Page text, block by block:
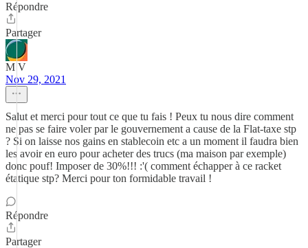
Répondre
Partager
M V
Nov 29, 2021
Salut et merci pour tout ce que tu fais ! Peux tu nous dire comment
ne pas se faire voler par le gouvernement a cause de la Flat-taxe stp
? Si on laisse nos gains en stablecoin etc a un moment il faudra bien
les avoir en euro pour acheter des trucs (ma maison par exemple)
donc pouf! Imposer de 30%!!! :'( comment échapper à ce racket
étatique stp? Merci pour ton formidable travail !
Répondre
Partager